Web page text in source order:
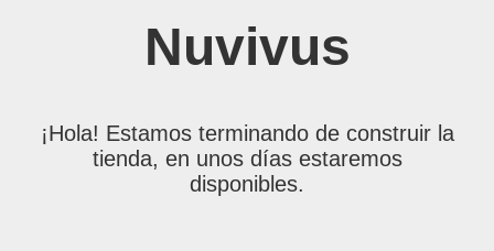
Nuvivus
¡Hola! Estamos terminando de construir la
tienda, en unos días estaremos
disponibles.